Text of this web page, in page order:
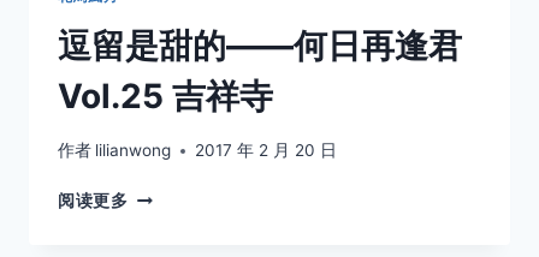
逗留是甜的——何日再逢君
Vol.25 吉祥寺
作者 lilianwong 2017 年 2 月 20 日
阅读更多